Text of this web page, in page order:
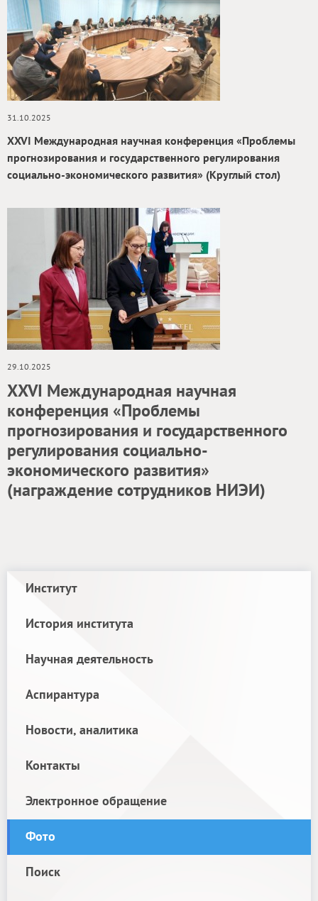
31.10.2025
ХXVI Международная научная конференция «Проблемы
прогнозирования и государственного регулирования
социально-экономического развития» (Круглый стол)
29.10.2025
ХXVI Международная научная
конференция «Проблемы
прогнозирования и государственного
регулирования социально-
экономического развития»
(награждение сотрудников НИЭИ)
Институт
История института
Научная деятельность
Аспирантура
Новости, аналитика
Контакты
Электронное обращение
Фото
Поиск